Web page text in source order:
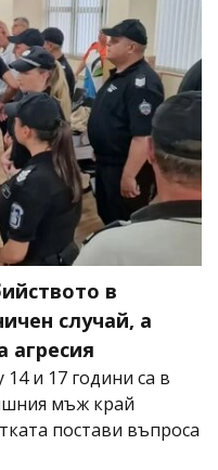
в
случай, а
агресия
и 17 години са в
мъж край
постави въпроса